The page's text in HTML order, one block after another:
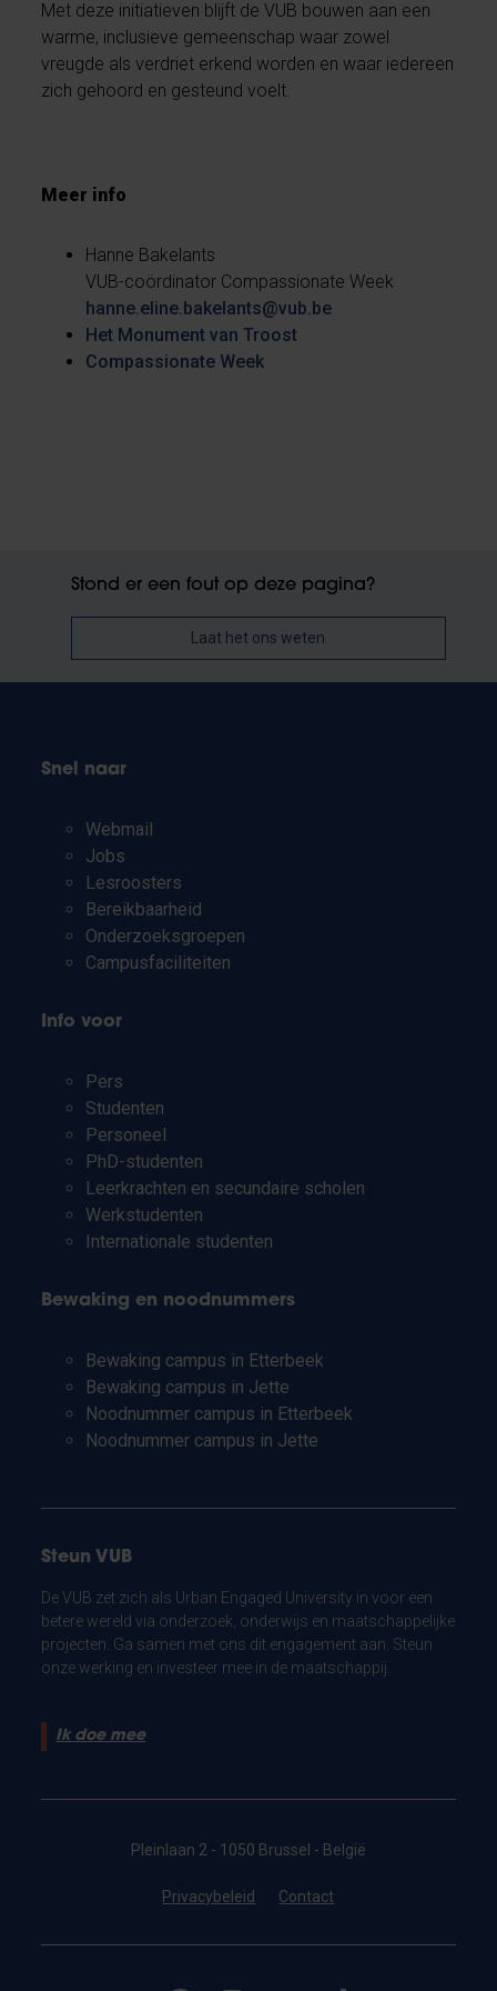
Met deze initiatieven blijft de VUB bouwen aan een
warme, inclusieve gemeenschap waar zowel
vreugde als verdriet erkend worden en waar iedereen
zich gehoord en gesteund voelt.
Meer info
Hanne Bakelants
VUB-coördinator Compassionate Week
hanne.eline.bakelants@vub.be
Het Monument van Troost
Compassionate Week
Stond er een fout op deze pagina?
Laat het ons weten
Snel naar
Webmail
Jobs
Lesroosters
Bereikbaarheid
Onderzoeksgroepen
Campusfaciliteiten
Info voor
Pers
Studenten
Personeel
PhD-studenten
Leerkrachten en secundaire scholen
Werkstudenten
Internationale studenten
Bewaking en noodnummers
Bewaking campus in Etterbeek
Bewaking campus in Jette
Noodnummer campus in Etterbeek
Noodnummer campus in Jette
Steun VUB
De VUB zet zich als Urban Engaged University in voor een
betere wereld via onderzoek, onderwijs en maatschappelijke
projecten. Ga samen met ons dit engagement aan. Steun
onze werking en investeer mee in de maatschappij.
Ik doe mee
Pleinlaan 2 - 1050 Brussel - België
Privacybeleid Contact